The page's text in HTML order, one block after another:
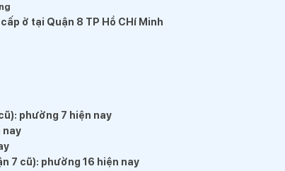
ở tại Quận 8 TP Hồ CHí Minh
phường 7 hiện nay
nay
7 cũ): phường 16 hiện nay